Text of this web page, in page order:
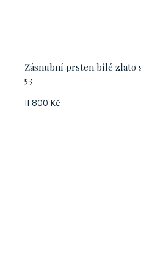
Zásnubní prsten bílé zlato
53
11 800 Kč